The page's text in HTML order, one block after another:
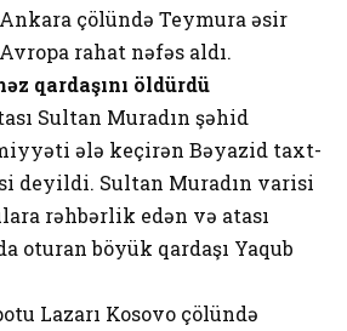
çölündə Teymura əsir
rahat nəfəs aldı.
qardaşını öldürdü
Sultan Muradın şəhid
ələ keçirən Bəyazid taxt-
deyildi. Sultan Muradın varisi
rəhbərlik edən və atası
oturan böyük qardaşı Yaqub
Lazarı Kosovo çölündə